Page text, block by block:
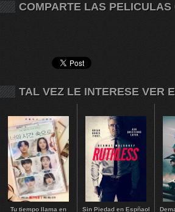
COMPARTE LAS PELICULAS
TAL VEZ LE INTERESE VER
Tu tiempo llama en Sin Piedad en Espñaol